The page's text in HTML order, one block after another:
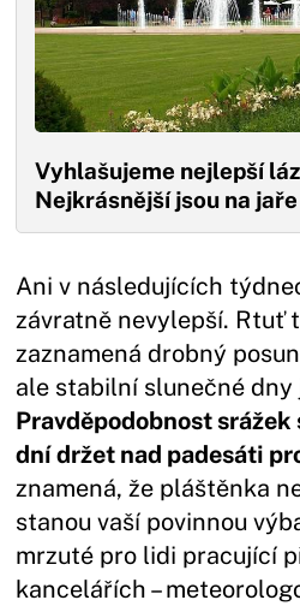
Vyhlašujeme nejlepší
Nejkrásnější jsou na
Ani v následujících
závratně nevylepší. Rtuť
zaznamená drobný
ale stabilní slunečné dny
Pravděpodobnost srážek
dní držet nad padesáti
znamená, že pláštěnka
stanou vaší povinnou
mrzuté pro lidi pracující
kancelářích –